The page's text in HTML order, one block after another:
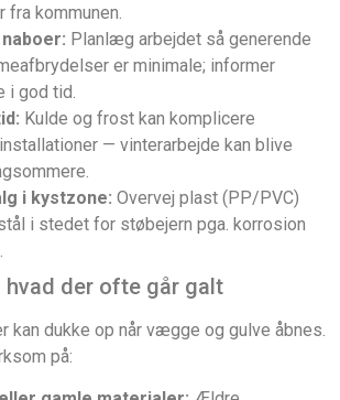
kommunen.
Planlæg arbejdet så generende
er minimale; informer
i god tid.
Kulde og frost kan komplicere
— vinterarbejde kan blive
i kystzone: Overvej plast (PP/PVC)
i stedet for støbejern pga. korrosion
der ofte går galt
kan dukke op når vægge og gulve åbnes.
på: